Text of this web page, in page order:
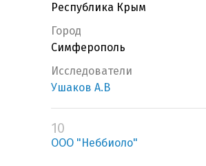
Республика Крым
Город
Симферополь
Исследователи
Ушаков А.В
10
ООО "Неббиоло"